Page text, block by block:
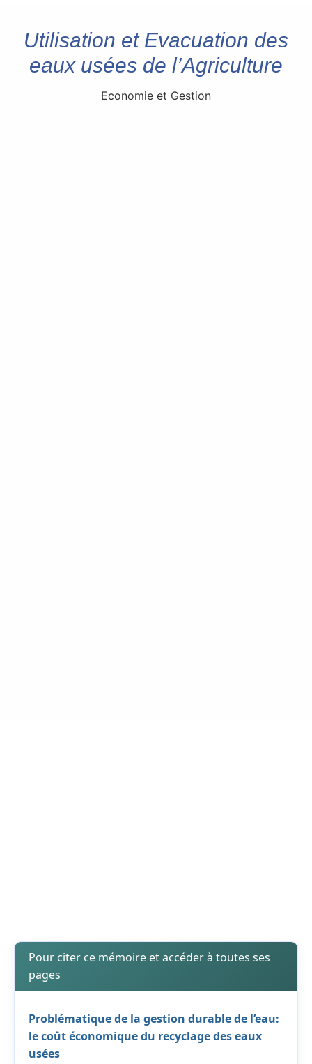
Utilisation et Evacuation des
eaux usées de l’Agriculture
Economie et Gestion
Pour citer ce mémoire et accéder à toutes ses
pages
Problématique de la gestion durable de l’eau:
le coût économique du recyclage des eaux
usées